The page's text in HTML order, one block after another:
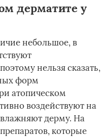
дерматите у
небольшое, в
нельзя сказать,
форм
атопическом
воздействуют на
дерму. На
которые